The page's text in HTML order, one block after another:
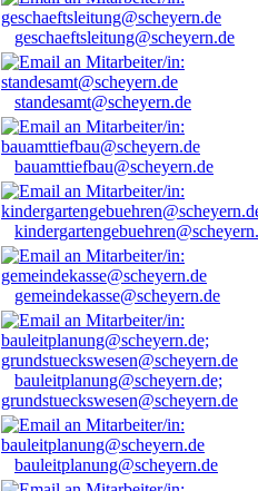
geschaeftsleitung@scheyern.de
standesamt@scheyern.de
bauamttiefbau@scheyern.de
gemeindekasse@scheyern.de
bauleitplanung@scheyern.de;
grundstueckswesen@scheyern.de
bauleitplanung@scheyern.de